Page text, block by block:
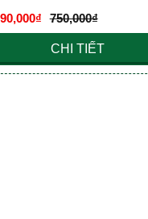
750,000₫
CHI TIẾT